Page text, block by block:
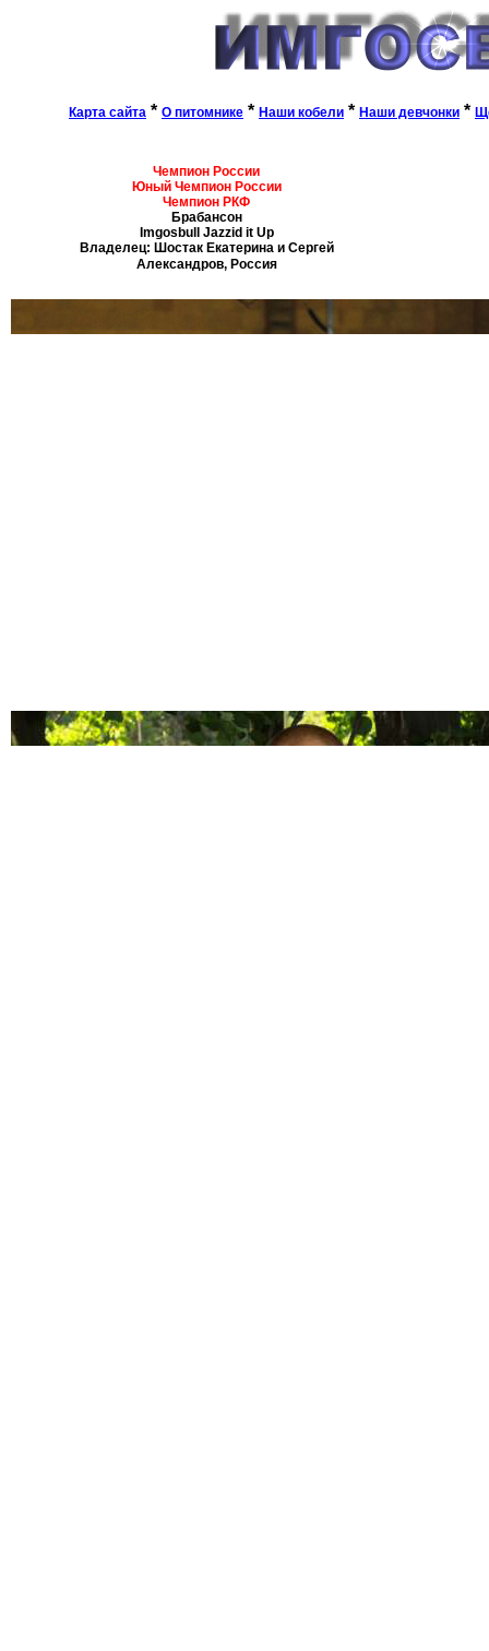
Чемпион России
Юный Чемпион России
Чемпион РКФ
Брабансон
Imgosbull Jazzid it Up
Владелец: Шостак Екатерина и Сергей
Александров, Россия
Карта сайта * О питомнике * Наши кобели * Наши девчонки *